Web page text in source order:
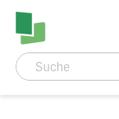
Seitenanfang
Direkt
Hauptnavigation
Direkt
zum
Hauptinhalt
Direkt
zum
Direkt